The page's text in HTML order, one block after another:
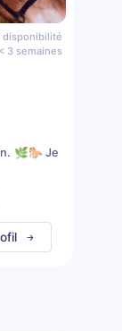
disponibilité
< 3 semaines
🌿🐎 Je